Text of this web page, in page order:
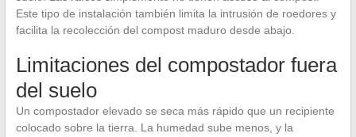
Este tipo de instalación también limita la intrusión de roedores y
facilita la recolección del compost maduro desde abajo.
Limitaciones del compostador fuera
del suelo
Un compostador elevado se seca más rápido que un recipiente
colocado sobre la tierra. La humedad sube menos, y la